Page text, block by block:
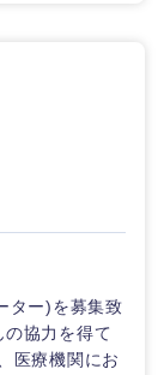
ター)を募集致
の協力を得て
医療機関にお